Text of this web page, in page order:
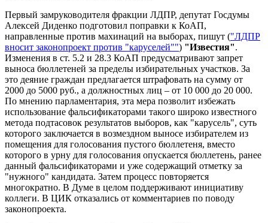
Первый замруководителя фракции ЛДПР, депутат Госдумы
Алексей Диденко подготовил поправки к КоАП,
направленные против махинаций на выборах, пишут ("ЛДПР
вносит законопроект против "каруселей"") "Известия".
Изменения в ст. 5.2 и 28.3 КоАП предусматривают запрет
выноса бюллетеней за пределы избирательных участков. За
это деяние граждан предлагается штрафовать на сумму от
2000 до 5000 руб., а должностных лиц – от 10 000 до 20 000.
По мнению парламентария, эта мера позволит избежать
использование фальсификаторами такого широко известного
метода подтасовок результатов выборов, как "карусель", суть
которого заключается в возмездном выносе избирателем из
помещения для голосования пустого бюллетеня, вместо
которого в урну для голосования опускается бюллетень, ранее
данный фальсификаторами и уже содержащий отметку за
"нужного" кандидата. Затем процесс повторяется
многократно. В Думе в целом поддерживают инициативу
коллеги. В ЦИК отказались от комментариев по поводу
законопроекта.